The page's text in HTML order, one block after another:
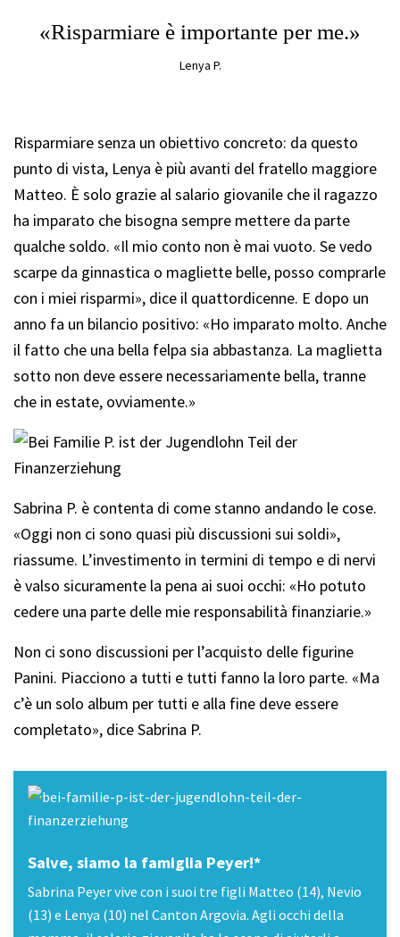
«Risparmiare è importante per me.»
Lenya P.
Risparmiare senza un obiettivo concreto: da questo
punto di vista, Lenya è più avanti del fratello maggiore
Matteo. È solo grazie al salario giovanile che il ragazzo
ha imparato che bisogna sempre mettere da parte
qualche soldo. «Il mio conto non è mai vuoto. Se vedo
scarpe da ginnastica o magliette belle, posso comprarle
con i miei risparmi», dice il quattordicenne. E dopo un
anno fa un bilancio positivo: «Ho imparato molto. Anche
il fatto che una bella felpa sia abbastanza. La maglietta
sotto non deve essere necessariamente bella, tranne
che in estate, ovviamente.»
Sabrina P. è contenta di come stanno andando le cose.
«Oggi non ci sono quasi più discussioni sui soldi»,
riassume. L’investimento in termini di tempo e di nervi
è valso sicuramente la pena ai suoi occhi: «Ho potuto
cedere una parte delle mie responsabilità finanziarie.»
Non ci sono discussioni per l’acquisto delle figurine
Panini. Piacciono a tutti e tutti fanno la loro parte. «Ma
c’è un solo album per tutti e alla fine deve essere
completato», dice Sabrina P.
Salve, siamo la famiglia Peyer!*
Sabrina Peyer vive con i suoi tre figli Matteo (14), Nevio
(13) e Lenya (10) nel Canton Argovia. Agli occhi della